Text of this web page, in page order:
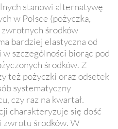
stanowi alternatywę
w Polsce (pożyczka,
środków
bardziej elastyczna od
szczególności biorąc pod
środków. Z
też pożyczki oraz odsetek
systematyczny
czy raz na kwartał.
charakteryzuje się dość
zwrotu środków. W